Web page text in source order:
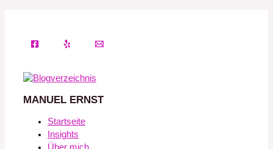
MANUEL ERNST
Startseite
Insights